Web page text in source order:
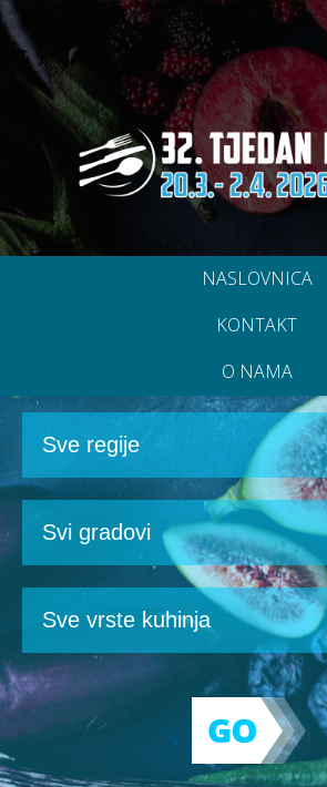
NASLOVNICA
KONTAKT
O NAMA